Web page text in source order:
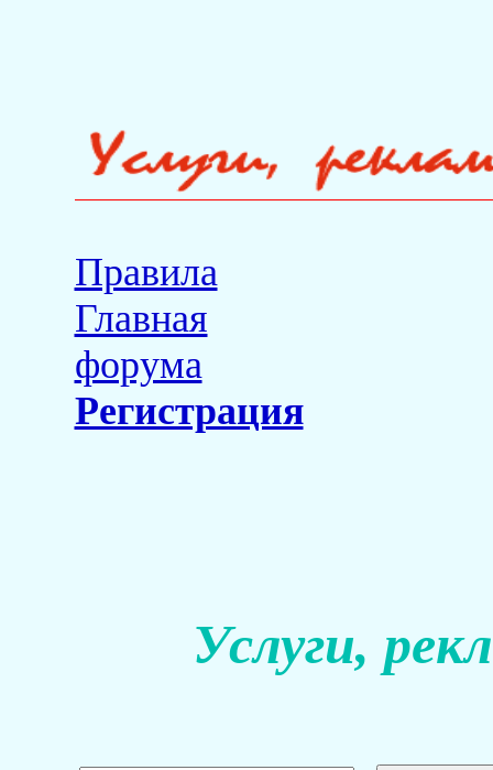
Правила
Главная
форума
Регистрация
Услуги,